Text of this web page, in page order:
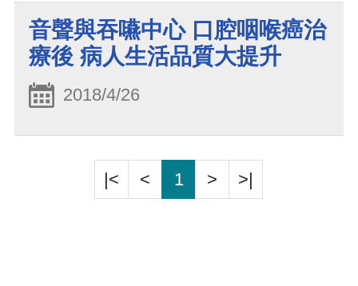
音聲與吞嚥中心 口腔咽喉癌治
療後 病人生活品質大提升
2018/4/26
|< < 1 > >|